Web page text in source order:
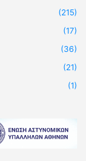
(215)
(17)
(36)
(21)
(1)